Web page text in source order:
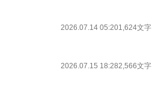
2026.07.14 05:201,624文字
2026.07.15 18:282,566文字